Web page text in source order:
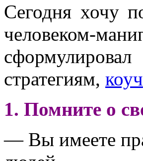
Сегодня хочу
человеком-
стратегиям, коуч
1. Помните о
— Вы имеете